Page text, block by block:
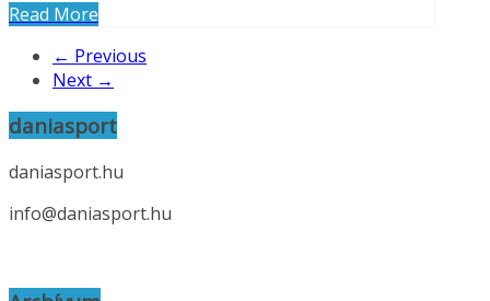
Read More
← Previous
Next →
daniasport
daniasport.hu
info@daniasport.hu